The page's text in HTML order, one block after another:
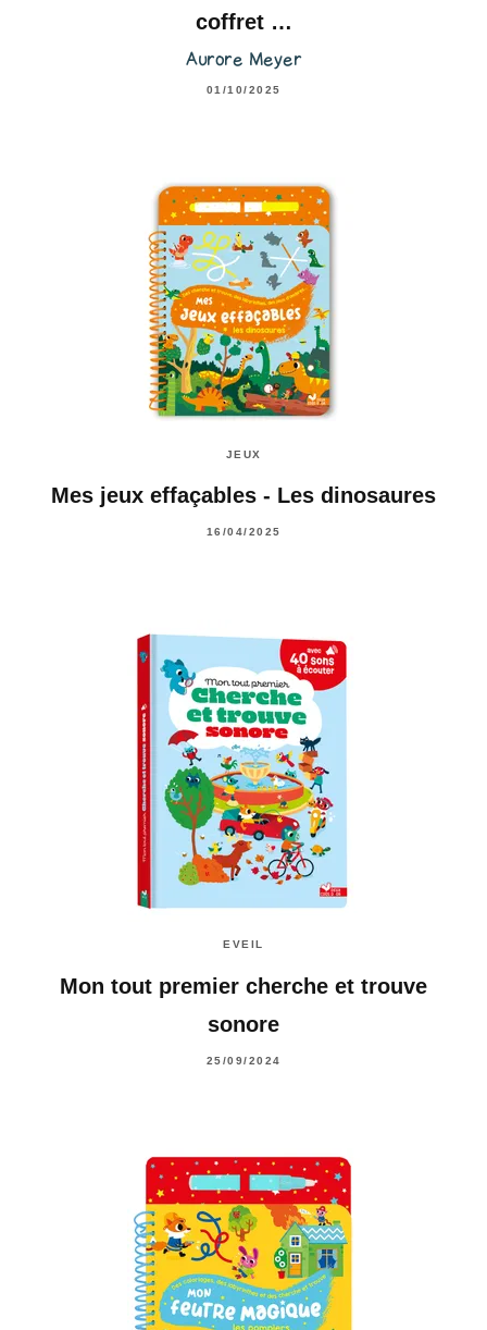
coffret …
Aurore Meyer
01/10/2025
JEUX
Mes jeux effaçables - Les dinosaures
16/04/2025
EVEIL
Mon tout premier cherche et trouve
sonore
25/09/2024